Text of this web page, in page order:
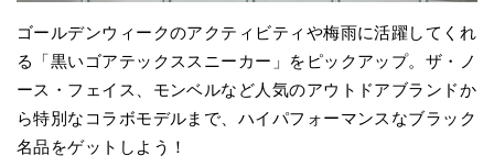
ゴールデンウィークのアクティビティや梅雨に活躍してくれ
る「黒いゴアテックススニーカー」をピックアップ。ザ・ノ
ース・フェイス、モンベルなど人気のアウトドアブランドか
ら特別なコラボモデルまで、ハイパフォーマンスなブラック
名品をゲットしよう！